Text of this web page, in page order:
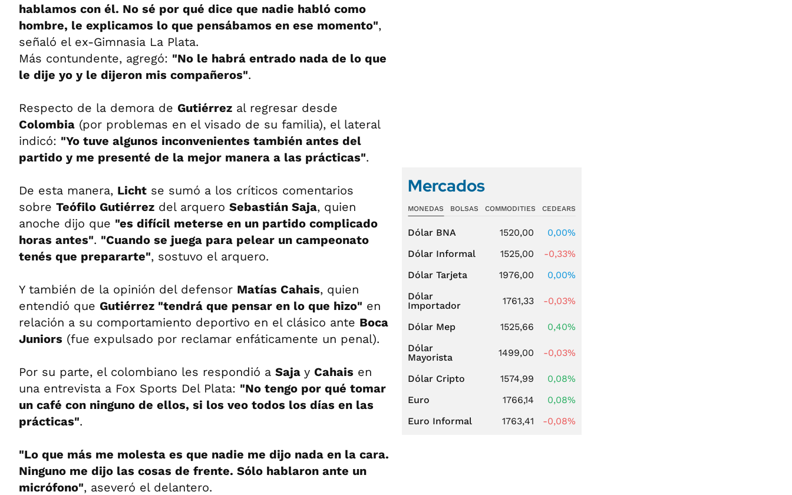
hablamos con él. No sé por qué dice que nadie habló como
hombre, le explicamos lo que pensábamos en ese momento",
señaló el ex-Gimnasia La Plata.
Más contundente, agregó: "No le habrá entrado nada de lo que
le dije yo y le dijeron mis compañeros".
Respecto de la demora de Gutiérrez al regresar desde
Colombia (por problemas en el visado de su familia), el lateral
indicó: "Yo tuve algunos inconvenientes también antes del
partido y me presenté de la mejor manera a las prácticas".
De esta manera, Licht se sumó a los críticos comentarios
sobre Teófilo Gutiérrez del arquero Sebastián Saja, quien
anoche dijo que "es difícil meterse en un partido complicado
horas antes". "Cuando se juega para pelear un campeonato
tenés que prepararte", sostuvo el arquero.
Y también de la opinión del defensor Matías Cahais, quien
entendió que Gutiérrez "tendrá que pensar en lo que hizo" en
relación a su comportamiento deportivo en el clásico ante Boca
Juniors (fue expulsado por reclamar enfáticamente un penal).
Por su parte, el colombiano les respondió a Saja y Cahais en
una entrevista a Fox Sports Del Plata: "No tengo por qué tomar
un café con ninguno de ellos, si los veo todos los días en las
prácticas".
"Lo que más me molesta es que nadie me dijo nada en la cara.
Ninguno me dijo las cosas de frente. Sólo hablaron ante un
micrófono", aseveró el delantero.
Mercados
MONEDAS BOLSAS COMMODITIES CEDEARS
Dólar BNA 1520,00
0,00%
Dólar Informal
1525,00
-0,33%
Dólar Tarjeta
1976,00
0,00%
Dólar
Importador
1761,33 -0,03%
Dólar Mep 1525,66
0,40%
Dólar
Mayorista
1499,00 -0,03%
Dólar Cripto 1574,99
0,08%
Euro
1766,14
0,08%
Euro Informal
1763,41 -0,08%